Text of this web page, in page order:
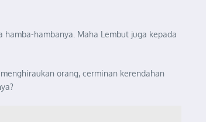
hambanya. Maha Lembut juga kepada
orang, cerminan kerendahan